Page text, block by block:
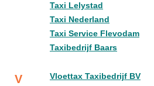
Taxi Lelystad
Taxi Nederland
Taxi Service Flevodam
Taxibedrijf Baars
V Vloettax Taxibedrijf BV